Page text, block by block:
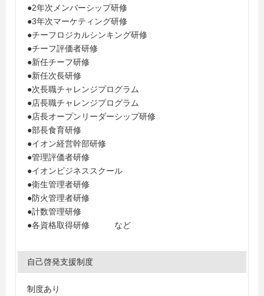
●2年次メンバーシップ研修
●3年次マーケティング研修
●チーフロジカルシンキング研修
●チーフ評価者研修
●新任チーフ研修
●新任次長研修
●次長職チャレンジプログラム
●店長職チャレンジプログラム
●店長オープンリーダーシップ研修
●部長食育研修
●イオン経営幹部研修
●管理評価者研修
●イオンビジネススクール
●衛生管理者研修
●防火管理者研修
●計数管理研修
●各資格取得研修 など
自己啓発支援制度
制度あり